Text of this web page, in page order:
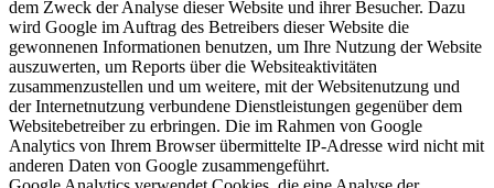
dem Zweck der Analyse dieser Website und ihrer Besucher. Dazu
wird Google im Auftrag des Betreibers dieser Website die
gewonnenen Informationen benutzen, um Ihre Nutzung der Website
auszuwerten, um Reports über die Websiteaktivitäten
zusammenzustellen und um weitere, mit der Websitenutzung und
der Internetnutzung verbundene Dienstleistungen gegenüber dem
Websitebetreiber zu erbringen. Die im Rahmen von Google
Analytics von Ihrem Browser übermittelte IP-Adresse wird nicht mit
anderen Daten von Google zusammengeführt.